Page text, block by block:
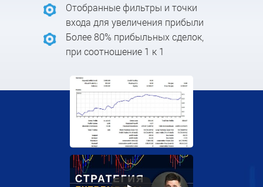
Отобранные фильтры и точки
входа для увеличения прибыли
Более 80% прибыльных сделок,
при соотношение 1 к 1